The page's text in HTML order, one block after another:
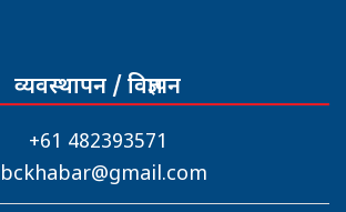
व्यवस्थापन / विज्ञापन
+61 482393571